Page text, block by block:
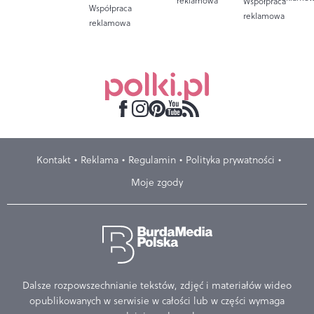
Współpraca
reklamowa
reklamowa
Kontakt Reklama Regulamin
Polityka prywatności
Moje zgody
Dalsze rozpowszechnianie tekstów, zdjęć i materiałów wideo
opublikowanych w serwisie w całości lub w części wymaga